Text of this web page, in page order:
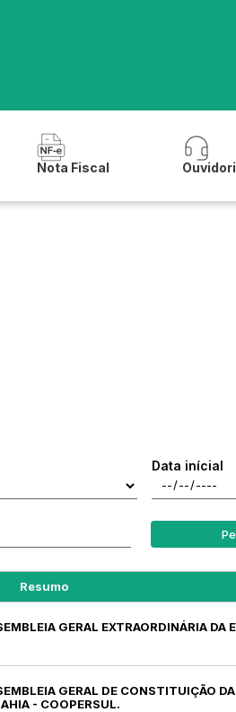
Nota Fiscal
Data inícial
Resumo
GERAL EXTRAORDINÁRIA DA
GERAL DE CONSTITUIÇÃO
- COOPERSUL.